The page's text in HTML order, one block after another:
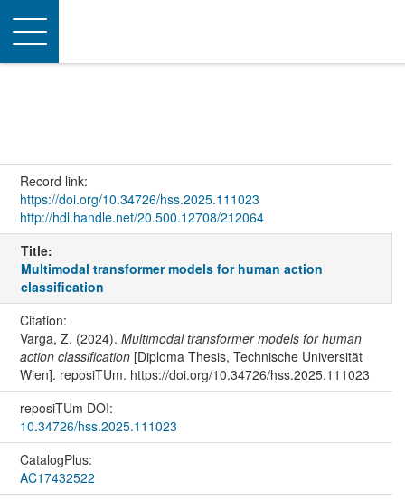
Toggle
navigation
Record link:
https://doi.org/10.34726/hss.2025.111023
http://hdl.handle.net/20.500.12708/212064
Title:
Multimodal transformer models for human action
classification
Citation:
Varga, Z. (2024). Multimodal transformer models for human
action classification[Diploma Thesis, Technische Universität
Wien]. reposiTUm. https://doi.org/10.34726/hss.2025.111023
reposiTUm DOI:
10.34726/hss.2025.111023
CatalogPlus:
AC17432522